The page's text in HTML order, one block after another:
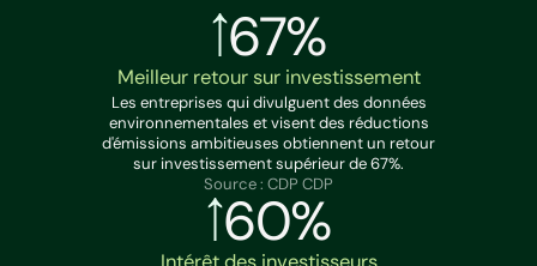
67%
Meilleur retour sur investissement
Les entreprises qui divulguent des données
environnementales et visent des réductions
d'émissions ambitieuses obtiennent un retour
sur investissement supérieur de 67%.
Source : CDP CDP
60%